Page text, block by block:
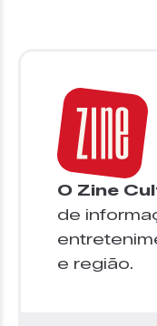
O Zine
de
e região.